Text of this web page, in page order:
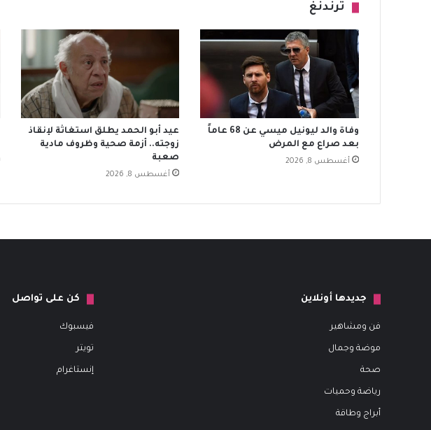
ترندنغ
وفاة والد ليونيل ميسي عن 68 عاماً
بعد صراع مع المرض
أغسطس 8, 2026
عيد أبو الحمد يطلق استغاثة لإنقاذ
زوجته.. أزمة صحية وظروف مادية
صعبة
أغسطس 8, 2026
جديدها أونلاين
فن ومشاهير
موضة وجمال
صحة
رياضة وحميات
أبراج وطاقة
كن على تواصل
فيسبوك
تويتر
إنستاغرام